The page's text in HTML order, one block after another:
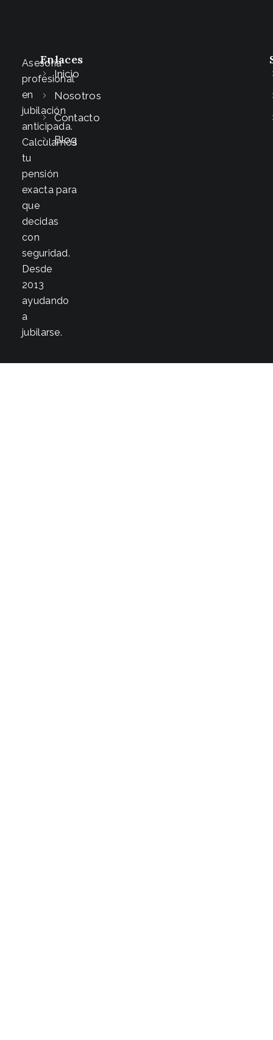
Asesoría
profesional
en
jubilación
anticipada.
Calculamos
tu
pensión
exacta para
que
decidas
con
seguridad.
Desde
2013
ayudando
a
jubilarse.
Enlaces
Inicio
Nosotros
Contacto
Blog